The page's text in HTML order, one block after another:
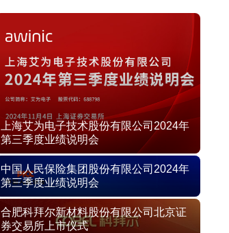
上海艾为电子技术股份有限公司2024年
第三季度业绩说明会
中国人民保险集团股份有限公司2024年
第三季度业绩说明会
合肥科拜尔新材料股份有限公司北京证
券交易所上市仪式